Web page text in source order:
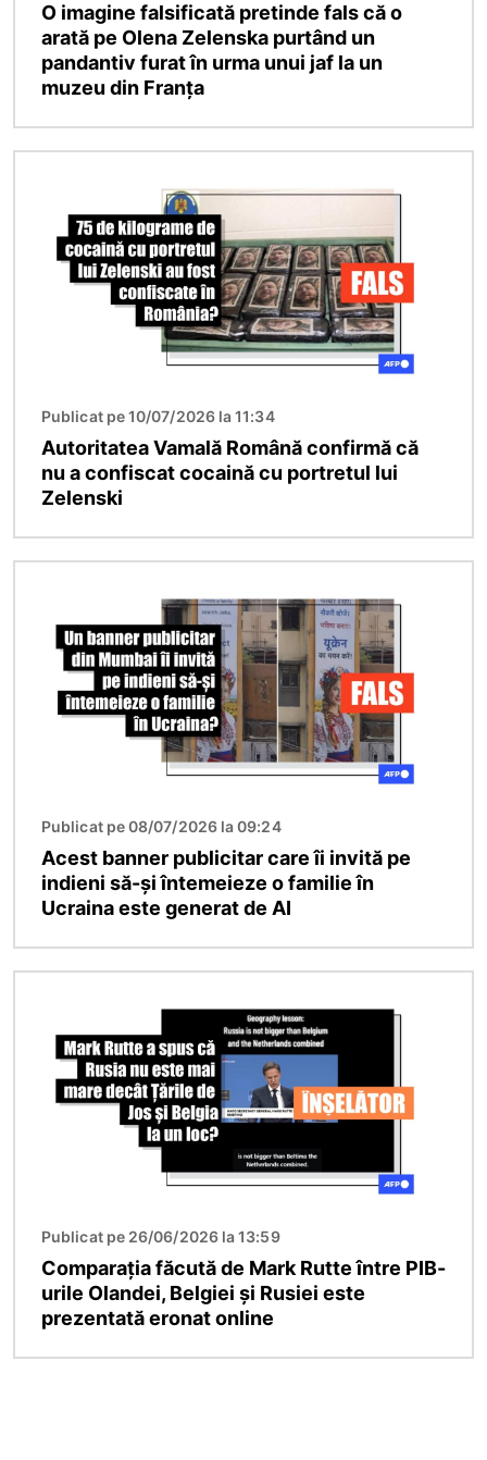
O imagine falsificată pretinde fals că o
arată pe Olena Zelenska purtând un
pandantiv furat în urma unui jaf la un
muzeu din Franța
Publicat pe 10/07/2026 la 11:34
Autoritatea Vamală Română confirmă că
nu a confiscat cocaină cu portretul lui
Zelenski
Publicat pe 08/07/2026 la 09:24
Acest banner publicitar care îi invită pe
indieni să-și întemeieze o familie în
Ucraina este generat de AI
Publicat pe 26/06/2026 la 13:59
Comparația făcută de Mark Rutte între PIB-
urile Olandei, Belgiei și Rusiei este
prezentată eronat online